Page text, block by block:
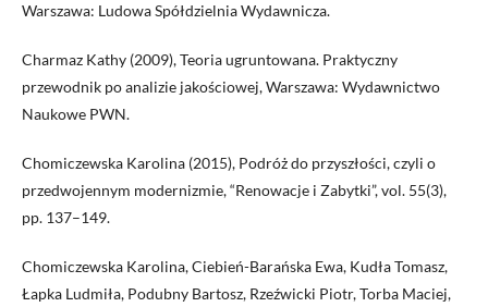
Warszawa: Ludowa Spółdzielnia Wydawnicza.
Charmaz Kathy (2009), Teoria ugruntowana. Praktyczny
przewodnik po analizie jakościowej, Warszawa: Wydawnictwo
Naukowe PWN.
Chomiczewska Karolina (2015), Podróż do przyszłości, czyli o
przedwojennym modernizmie, “Renowacje i Zabytki”, vol. 55(3),
pp. 137–149.
Chomiczewska Karolina, Ciebień-Barańska Ewa, Kudła Tomasz,
Łapka Ludmiła, Podubny Bartosz, Rzeźwicki Piotr, Torba Maciej,